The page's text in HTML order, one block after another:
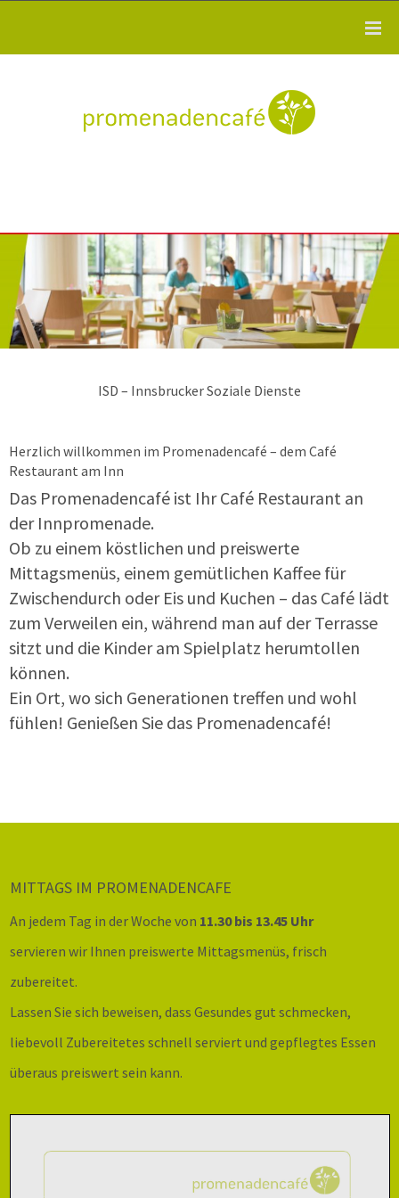
ISD – Innsbrucker Soziale Dienste
Herzlich willkommen im Promenadencafé – dem Café
Restaurant am Inn
Das Promenadencafé ist Ihr Café Restaurant an
der Innpromenade.
Ob zu einem köstlichen und preiswerte
Mittagsmenüs, einem gemütlichen Kaffee für
Zwischendurch oder Eis und Kuchen – das Café lädt
zum Verweilen ein, während man auf der Terrasse
sitzt und die Kinder am Spielplatz herumtollen
können.
Ein Ort, wo sich Generationen treffen und wohl
fühlen! Genießen Sie das Promenadencafé!
MITTAGS IM PROMENADENCAFE
An jedem Tag in der Woche von 11.30 bis 13.45 Uhr
servieren wir Ihnen preiswerte Mittagsmenüs, frisch
zubereitet.
Lassen Sie sich beweisen, dass Gesundes gut schmecken,
liebevoll Zubereitetes schnell serviert und gepflegtes Essen
überaus preiswert sein kann.